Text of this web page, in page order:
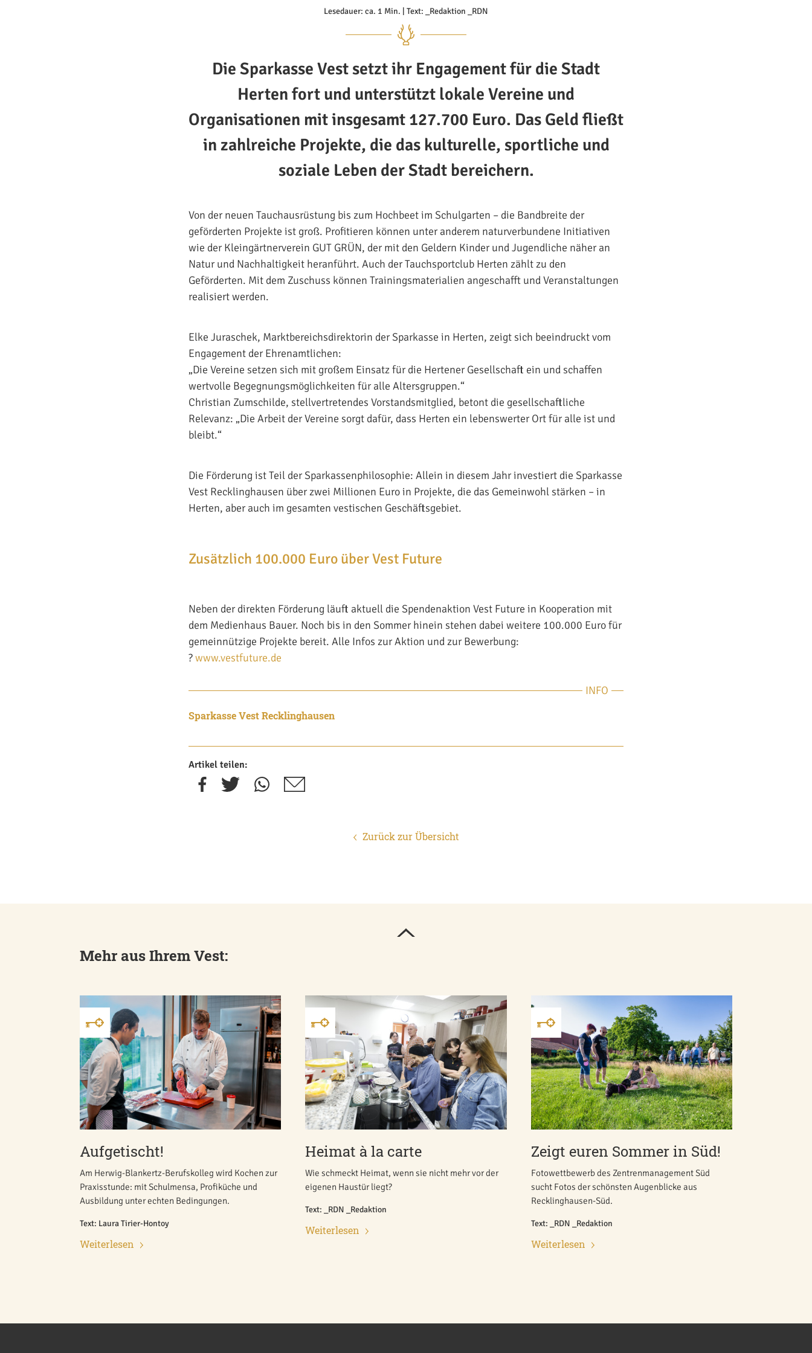
Lesedauer: ca. 1 Min. | Text: _Redaktion _RDN
Die Sparkasse Vest setzt ihr Engagement für die Stadt
Herten fort und unterstützt lokale Vereine und
Organisationen mit insgesamt 127.700 Euro. Das Geld fließt
in zahlreiche Projekte, die das kulturelle, sportliche und
soziale Leben der Stadt bereichern.
Von der neuen Tauchausrüstung bis zum Hochbeet im Schulgarten – die Bandbreite der
geförderten Projekte ist groß. Profitieren können unter anderem naturverbundene Initiativen
wie der Kleingärtnerverein GUT GRÜN, der mit den Geldern Kinder und Jugendliche näher an
Natur und Nachhaltigkeit heranführt. Auch der Tauchsportclub Herten zählt zu den
Geförderten. Mit dem Zuschuss können Trainingsmaterialien angeschafft und Veranstaltungen
realisiert werden.
Elke Juraschek, Marktbereichsdirektorin der Sparkasse in Herten, zeigt sich beeindruckt vom
Engagement der Ehrenamtlichen:
„Die Vereine setzen sich mit großem Einsatz für die Hertener Gesellschaft ein und schaffen
wertvolle Begegnungsmöglichkeiten für alle Altersgruppen.“
Christian Zumschilde, stellvertretendes Vorstandsmitglied, betont die gesellschaftliche
Relevanz: „Die Arbeit der Vereine sorgt dafür, dass Herten ein lebenswerter Ort für alle ist und
bleibt.“
Die Förderung ist Teil der Sparkassenphilosophie: Allein in diesem Jahr investiert die Sparkasse
Vest Recklinghausen über zwei Millionen Euro in Projekte, die das Gemeinwohl stärken – in
Herten, aber auch im gesamten vestischen Geschäftsgebiet.
Zusätzlich 100.000 Euro über Vest Future
Neben der direkten Förderung läuft aktuell die Spendenaktion Vest Future in Kooperation mit
dem Medienhaus Bauer. Noch bis in den Sommer hinein stehen dabei weitere 100.000 Euro für
gemeinnützige Projekte bereit. Alle Infos zur Aktion und zur Bewerbung:
?www.vestfuture.de
INFO
Sparkasse Vest Recklinghausen
Artikel teilen:
Zurück zur Übersicht
Mehr aus Ihrem Vest:
Aufgetischt!
Am Herwig-Blankertz-Berufskolleg wird Kochen zur
Praxisstunde: mit Schulmensa, Profiküche und
Ausbildung unter echten Bedingungen.
Text: Laura Tirier-Hontoy
Weiterlesen
Heimat à la carte
Wie schmeckt Heimat, wenn sie nicht mehr vor der
eigenen Haustür liegt?
Text: _RDN _Redaktion
Weiterlesen
Zeigt euren Sommer in Süd!
Fotowettbewerb des Zentrenmanagement Süd
sucht Fotos der schönsten Augenblicke aus
Recklinghausen-Süd.
Text: _RDN _Redaktion
Weiterlesen